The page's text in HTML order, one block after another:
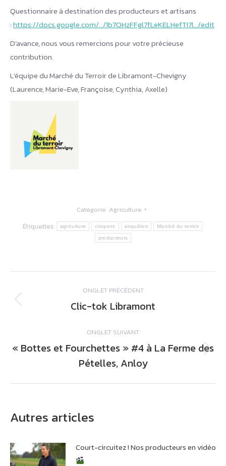
Questionnaire à destination des producteurs et artisans
:https://docs.google.com/…/1b7OHzFFgl7fLeKELHefTI7l…/edit
D’avance, nous vous remercions pour votre précieuse
contribution.
L’équipe du Marché du Terroir de Libramont-Chevigny
(Laurence, Marie-Eve, Françoise, Cynthia, Axelle)
Catégorie Agriculture
Étiquettes
agriculture citoyens enquêtes Marché du terroir
producteurs
de
commentaire
ONGLET PRÉCÉDENT
Onglet
Clic-tok Libramont
ONGLET SUIVANT
Onglet
suivant
« Bottes et Fourchettes » #4 à La Ferme des
Pételles, Anloy
Autres articles
Court-circuitez ! Nos producteurs en vidéo